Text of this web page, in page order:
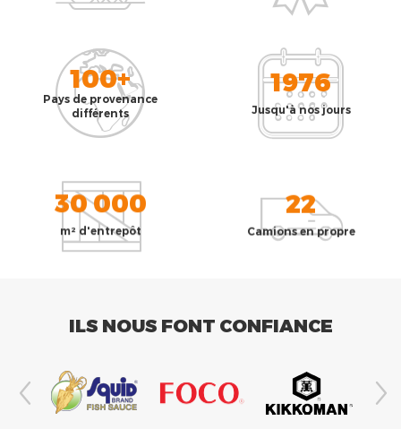
100+
Pays de provenance
différents
1976
Jusqu'à nos jours
30 000
m² d'entrepôt
22
Camions en propre
ILS NOUS FONT CONFIANCE